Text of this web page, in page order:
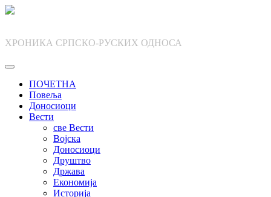
Skip
ХРОНИКА СРПСКО-РУСКИХ ОДНОСА
ПОЧЕТНА
Повеља
Доносиоци
Вести
све Вести
Војска
Доносиоци
Друштво
Држава
Економија
Историја